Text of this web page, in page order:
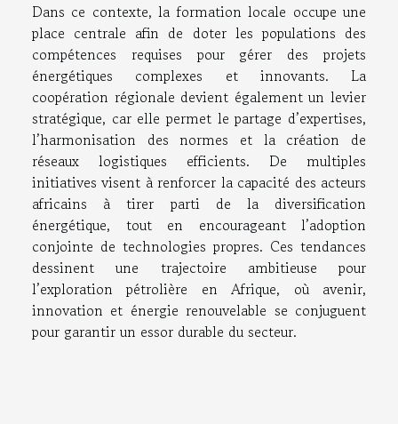
Dans ce contexte, la formation locale occupe une
place centrale afin de doter les populations des
compétences requises pour gérer des projets
énergétiques complexes et innovants. La
coopération régionale devient également un levier
stratégique, car elle permet le partage d’expertises,
l’harmonisation des normes et la création de
réseaux logistiques efficients. De multiples
initiatives visent à renforcer la capacité des acteurs
africains à tirer parti de la diversification
énergétique, tout en encourageant l’adoption
conjointe de technologies propres. Ces tendances
dessinent une trajectoire ambitieuse pour
l’exploration pétrolière en Afrique, où avenir,
innovation et énergie renouvelable se conjuguent
pour garantir un essor durable du secteur.